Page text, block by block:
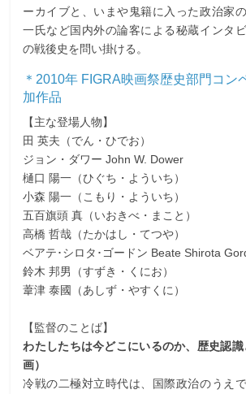
ーカイブと、いまや鬼籍に入った政治家
一氏など国内外の論客による秘蔵インタ
の戦後史を問い掛ける。
＊2010年 FIGRA映画祭歴史部門コン
加作品
【主な登場人物】
田 英夫（でん・ひでお）
ジョン・ダワー John W. Dower
樋口 陽一（ひぐち・よういち）
小森 陽一（こもり・よういち）
五百旗頭 真（いおきべ・まこと）
高橋 哲哉（たかはし・てつや）
ベアテ･シロタ･ゴードン Beate Shirota
鈴木 邦男（すずき・くにお）
葦津 泰國（あしず・やすくに）
【監督のことば】
わたしたちは今どこにいるのか、歴史認
画）
冷戦の二極対立時代は、国際政治のうえ